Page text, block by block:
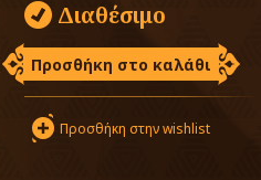
Διαθέσιμο
Προσθήκη στο καλάθι
Προσθήκη στην wishlist